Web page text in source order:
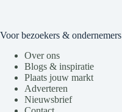
Voor bezoekers & ondernemers
Over ons
Blogs & inspiratie
Plaats jouw markt
Adverteren
Nieuwsbrief